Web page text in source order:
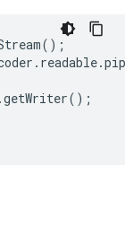
();
. readable.
.getWriter();